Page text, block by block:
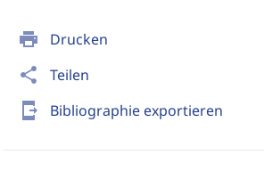
print Drucken
share Teilen
send_to_mobile Bibliographie exportieren